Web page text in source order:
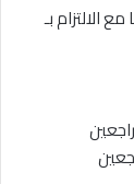
الالتزام بـ